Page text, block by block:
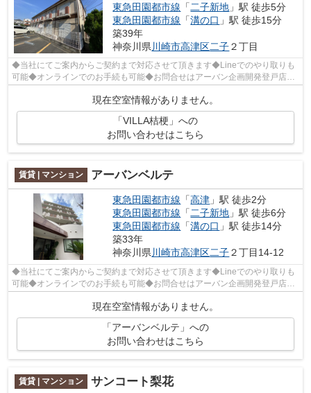
東急田園都市線 「 二子新地 」駅 徒歩5分
東急田園都市線 「溝の口 」駅 徒歩15分
築39年
神奈川県 川崎市高津区二子２丁目
◆当社にてご案内からご契約まで対応させて頂きます◆Lineでのやり取りも
可能◆オンラインでのお手続も可能◆お問合せはアーバン企画開発登戸店
現在空室情報がありません。
「VILLA桔梗」への
お問い合わせはこちら
賃貸 | マンション アーバンベルテ
東急田園都市線 「高津 」駅 徒歩2分
東急田園都市線 「二子新地 」駅 徒歩6分
東急田園都市線 「溝の口 」駅 徒歩14分
築33年
神奈川県川崎市高津区二子２丁目14-12
◆当社にてご案内からご契約まで対応させて頂きます◆Lineでのやり取りも
可能◆オンラインでのお手続も可能◆お問合せはアーバン企画開発登戸店
現在空室情報がありません。
「アーバンベルテ」への
お問い合わせはこちら
賃貸 | マンション サンコート梨花